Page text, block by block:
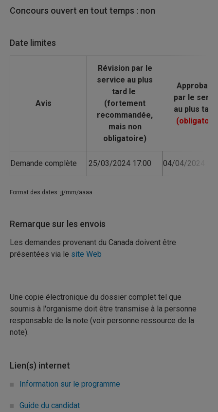
Concours ouvert en tout temps : non
Date limites
Avis
Demande complète 25/03/2024 17:00 04/04/2024
Format des dates: jj/mm/aaaa
Remarque sur les envois
Les demandes provenant du Canada doivent être
présentées via le site Web
Une copie électronique du dossier complet tel que
soumis à l'organisme doit être transmise à la personne
responsable de la note (voir personne ressource de la
note).
Lien(s) internet
Information sur le programme
Guide du candidat